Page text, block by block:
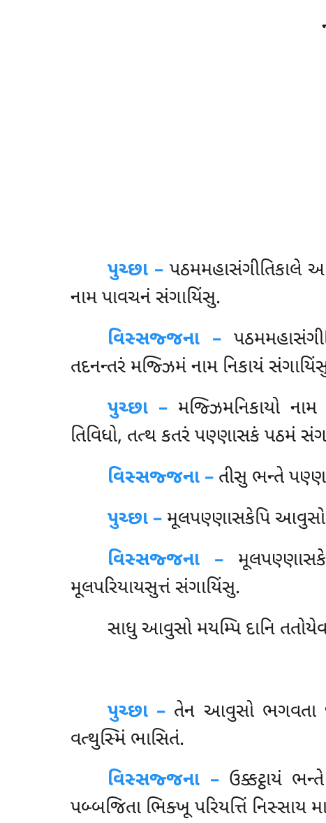
પુચ્છા – પઠમમહાસંગીતિકાલે
નામ પાવચનં સંગાયિંસુ.
વિસ્સજ્જના –
તદનન્તરં મજ્ઝિમં નામ નિકાયં
પુચ્છા – મજ્ઝિમનિકાયો
તિવિધો, તત્થ કતરં પણ્ણાસકં પઠમં
વિસ્સજ્જના – તીસુ ભન્તે
પુચ્છા – મૂલપણ્ણાસકેપિ આવુસો
વિસ્સજ્જના –
મૂલપરિયાયસુત્તં સંગાયિંસુ.
સાધુ આવુસો મયમ્પિ દાનિ
પુચ્છા – તેન આવુસો ભગવતા
વત્થુસ્મિં ભાસિતં.
વિસ્સજ્જના –ઉક્કટ્ઠાયં
પબ્બજિતા ભિક્ખૂ પરિયત્તિં નિસ્સાય